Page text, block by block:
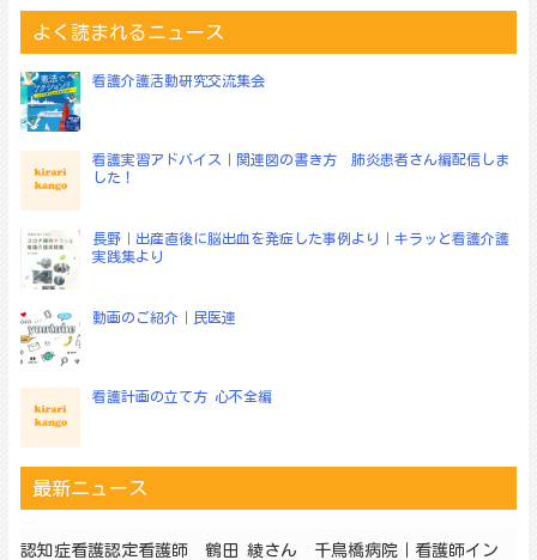
シ
ョ
ン
よく読まれるニュース
看護介護活動研究交流集会
看護実習アドバイス｜関連図の書き方 肺炎患者さん編配信しま
した！
長野｜出産直後に脳出血を発症した事例より｜キラッと看護介護
実践集より
動画のご紹介｜民医連
看護計画の立て方 心不全編
最新ニュース
認知症看護認定看護師 鶴田 綾さん 千鳥橋病院｜看護師イン